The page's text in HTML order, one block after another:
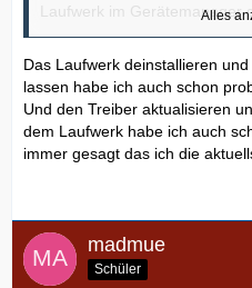
Laufwerk im Gerätemanager
rebooten
und Laufwerk von Windows
erkennen
lassen.
Ggf. gibt es auf der Dell-
für das Laufwerk.
Oder gebraucht gekauft?
Alles
Das Laufwerk deinstallieren
lassen habe ich auch schon
Und den Treiber aktualisieren
dem Laufwerk habe ich auch
immer gesagt das ich die
madmue
Schüler